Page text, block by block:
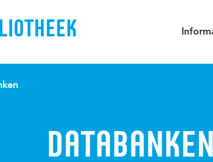
DATABANKEN